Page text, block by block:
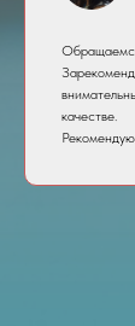
качестве.